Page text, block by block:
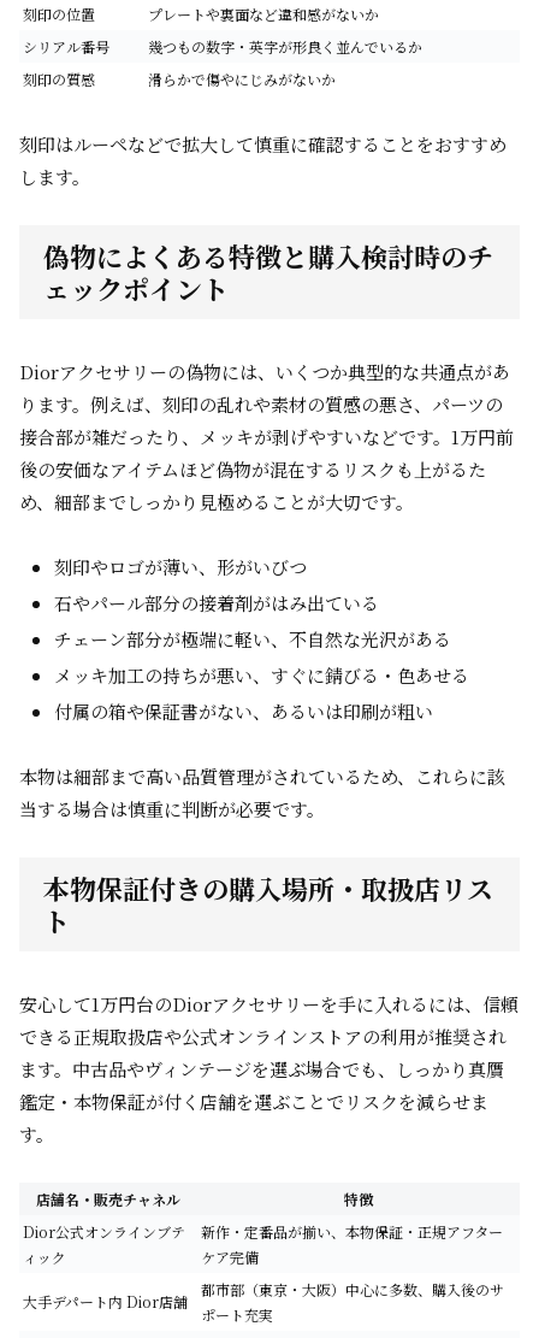
刻印の位置
プレートや裏面など違和感がないか
シリアル番号
幾つもの数字・英字が形良く並んでいるか
刻印の質感
滑らかで傷やにじみがないか
刻印はルーペなどで拡大して慎重に確認することをおすすめ
します。
偽物によくある特徴と購入検討時のチ
ェックポイント
Diorアクセサリーの偽物には、いくつか典型的な共通点があ
ります。例えば、刻印の乱れや素材の質感の悪さ、パーツの
接合部が雑だったり、メッキが剥げやすいなどです。1万円前
後の安価なアイテムほど偽物が混在するリスクも上がるた
め、細部までしっかり見極めることが大切です。
刻印やロゴが薄い、形がいびつ
石やパール部分の接着剤がはみ出ている
チェーン部分が極端に軽い、不自然な光沢がある
メッキ加工の持ちが悪い、すぐに錆びる・色あせる
付属の箱や保証書がない、あるいは印刷が粗い
本物は細部まで高い品質管理がされているため、これらに該
当する場合は慎重に判断が必要です。
本物保証付きの購入場所・取扱店リス
ト
安心して1万円台のDiorアクセサリーを手に入れるには、信頼
できる正規取扱店や公式オンラインストアの利用が推奨され
ます。中古品やヴィンテージを選ぶ場合でも、しっかり真贋
鑑定・本物保証が付く店舗を選ぶことでリスクを減らせま
す。
店舗名・販売チャネル
特徴
Dior公式オンラインブテ
ィック
新作・定番品が揃い、本物保証・正規アフター
ケア完備
大手デパート内 Dior店舗
都市部（東京・大阪）中心に多数、購入後のサ
ポート充実